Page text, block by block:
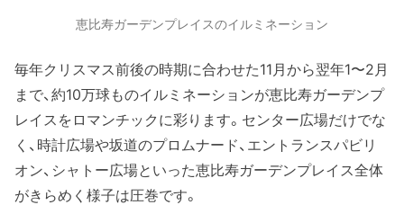
恵比寿ガーデンプレイスのイルミネーション
毎年クリスマス前後の時期に合わせた11月から翌年1〜2月
まで、約10万球ものイルミネーションが恵比寿ガーデンプ
レイスをロマンチックに彩ります。センター広場だけでな
く、時計広場や坂道のプロムナード、エントランスパビリ
オン、シャトー広場といった恵比寿ガーデンプレイス全体
がきらめく様子は圧巻です。